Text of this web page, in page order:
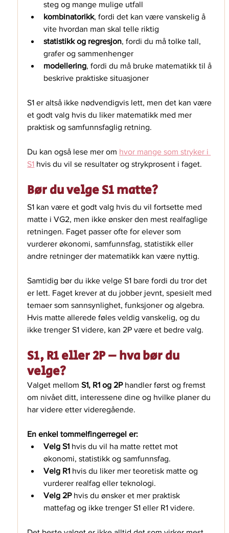
steg og mange mulige utfall
kombinatorikk, fordi det kan være vanskelig å
vite hvordan man skal telle riktig
statistikk og regresjon, fordi du må tolke tall,
grafer og sammenhenger
modellering, fordi du må bruke matematikk til å
beskrive praktiske situasjoner
S1 er altså ikke nødvendigvis lett, men det kan være
et godt valg hvis du liker matematikk med mer
praktisk og samfunnsfaglig retning.
Du kan også lese mer om hvor mange som stryker i
S1 ⁠ hvis du vil se resultater og strykprosent i faget.
Bør du velge S1 matte?
S1 kan være et godt valg hvis du vil fortsette med
matte i VG2, men ikke ønsker den mest realfaglige
retningen. Faget passer ofte for elever som
vurderer økonomi, samfunnsfag, statistikk eller
andre retninger der matematikk kan være nyttig.
Samtidig bør du ikke velge S1 bare fordi du tror det
er lett. Faget krever at du jobber jevnt, spesielt med
temaer som sannsynlighet, funksjoner og algebra.
Hvis matte allerede føles veldig vanskelig, og du
ikke trenger S1 videre, kan 2P være et bedre valg.
S1, R1 eller 2P – hva bør du
velge?
Valget mellom S1, R1 og 2P handler først og fremst
om nivået ditt, interessene dine og hvilke planer du
har videre etter videregående.
En enkel tommelfingerregel er:
Velg S1 hvis du vil ha matte rettet mot
økonomi, statistikk og samfunnsfag.
Velg R1 hvis du liker mer teoretisk matte og
vurderer realfag eller teknologi.
Velg 2P hvis du ønsker et mer praktisk
mattefag og ikke trenger S1 eller R1 videre.